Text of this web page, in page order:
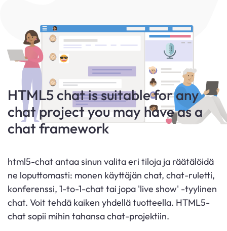
HTML5 chat is suitable for any
chat project you may have as a
chat framework
html5-chat antaa sinun valita eri tiloja ja räätälöidä
ne loputtomasti: monen käyttäjän chat, chat-ruletti,
konferenssi, 1-to-1-chat tai jopa 'live show' -tyylinen
chat. Voit tehdä kaiken yhdellä tuotteella. HTML5-
chat sopii mihin tahansa chat-projektiin.